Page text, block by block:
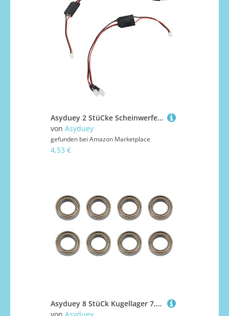
Asyduey 2 StüCke Scheinwerfer LED Licht für HBX 16889 16889A 16890 16890A SG1601 SG1602 1/16 RC Auto Upgrade Teile
von Asyduey
gefunden bei Amazon Marketplace
4,53 €
Asyduey 8 StüCk Kugellager 7,93X12,7X3,95Mm für HBX 16889 16889A 16890 16890A 1601 1602 SG1601 RC Autoteile ZubehöR